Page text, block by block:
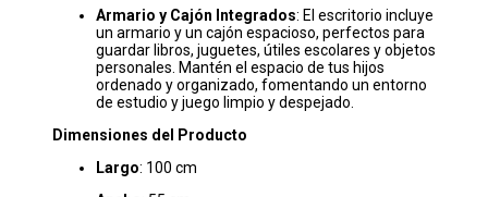
Armario y Cajón Integrados: El escritorio incluye
un armario y un cajón espacioso, perfectos para
guardar libros, juguetes, útiles escolares y objetos
personales. Mantén el espacio de tus hijos
ordenado y organizado, fomentando un entorno
de estudio y juego limpio y despejado.
Dimensiones del Producto
Largo: 100 cm